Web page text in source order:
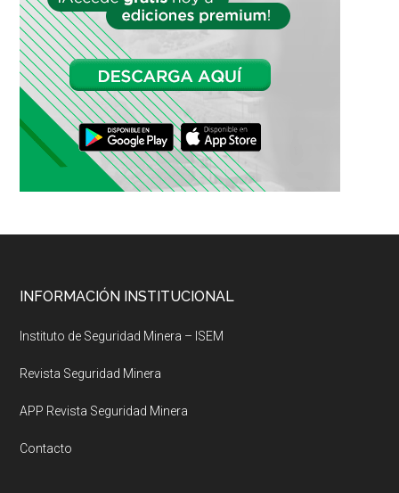
Footer
INFORMACIÓN INSTITUCIONAL
Instituto de Seguridad Minera – ISEM
Revista Seguridad Minera
APP Revista Seguridad Minera
Contacto